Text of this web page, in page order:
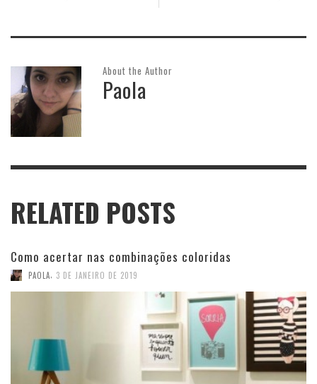
About the Author
Paola
RELATED POSTS
Como acertar nas combinações coloridas
PAOLA 3 DE JANEIRO DE 2019